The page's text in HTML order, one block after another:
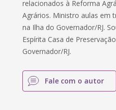
relacionados à Reforma
Agrários. Ministro aulas em
na Ilha do Governador/RJ.
Espírita Casa de
Governador/RJ.
Fale com o autor